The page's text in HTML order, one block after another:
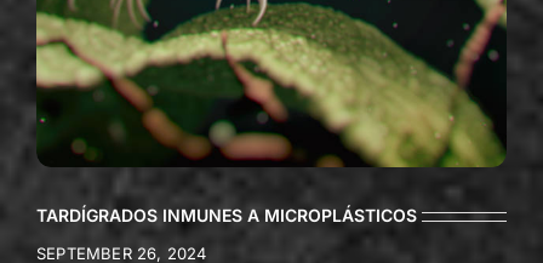
TARDÍGRADOS INMUNES A MICROPLÁSTICOS
SEPTEMBER 26, 2024